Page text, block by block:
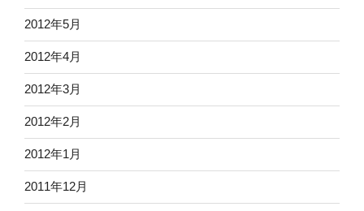
2012年5月
2012年4月
2012年3月
2012年2月
2012年1月
2011年12月